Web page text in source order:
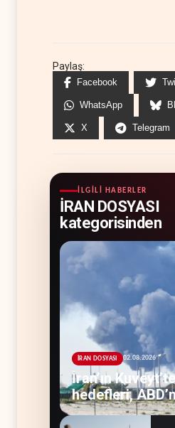
Paylaş:
Facebook
WhatsApp
X Telegram
İLGILI HABERLER
İRAN DOSYASI
kategorisinden
İRAN DOSYASI 02.08.2026
İran’ın
hedefleri,